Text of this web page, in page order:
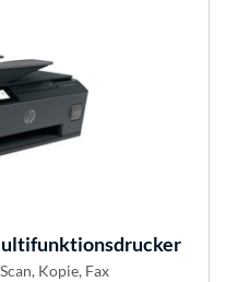
Kopie, Fax